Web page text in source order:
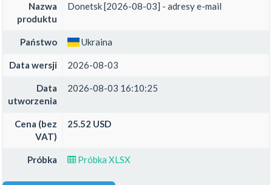
Nazwa
produktu
Donetsk [2026-08-03] - adresy e-mail
Państwo Ukraina
Data wersji 2026-08-03
Data
utworzenia
2026-08-03 16:10:25
Cena (bez
VAT)
25.52 USD
Próbka Próbka XLSX